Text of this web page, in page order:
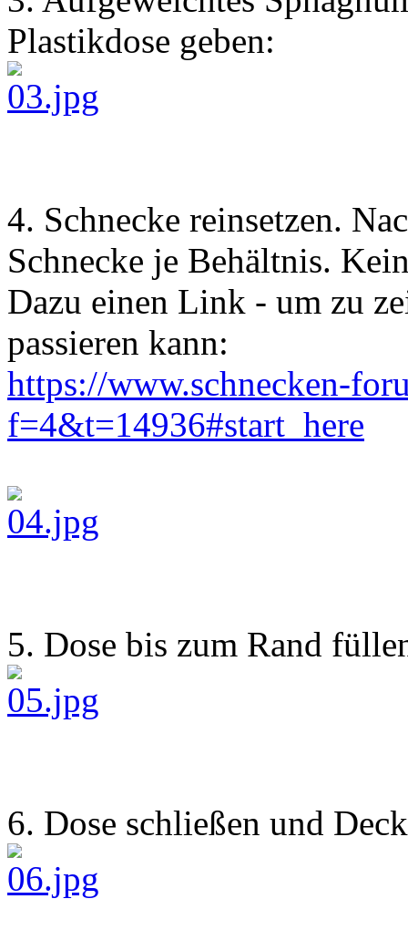
Plastikdose geben:
4. Schnecke reinsetzen.
Schnecke je Behältnis.
Dazu einen Link - um zu
passieren kann:
https://www.schnecken-
f=4&t=14936#start_here
5. Dose bis zum Rand
6. Dose schließen und